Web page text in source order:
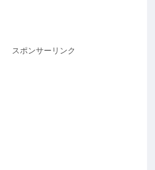
スポンサーリンク